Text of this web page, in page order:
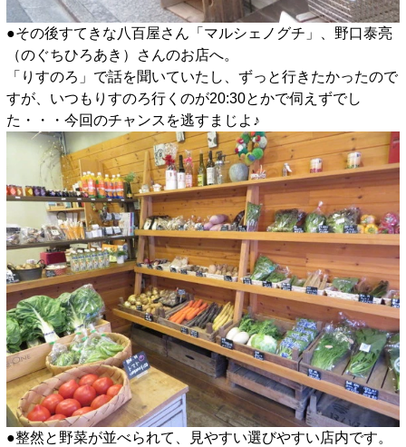
●その後すてきな八百屋さん「マルシェノグチ」、野口泰亮
（のぐちひろあき）さんのお店へ。
「りすのろ」で話を聞いていたし、ずっと行きたかったので
すが、いつもりすのろ行くのが20:30とかで伺えずでし
た・・・今回のチャンスを逃すまじよ♪
●整然と野菜が並べられて、見やすい選びやすい店内です。